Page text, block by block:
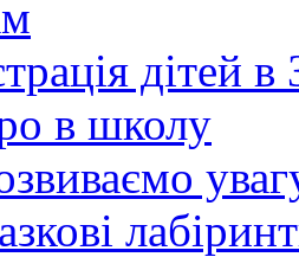
дітей
в школу